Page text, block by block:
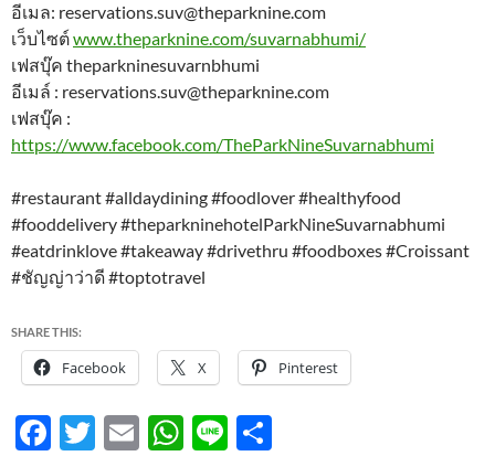
อีเมล: reservations.suv@theparknine.com
เว็บไซต์www.theparknine.com/suvarnabhumi/
เฟสบุ๊ค theparkninesuvarnbhumi
อีเมล์ : reservations.suv@theparknine.com
เฟสบุ๊ค :
https://www.facebook.com/TheParkNineSuvarnabhumi
#restaurant #alldaydining #foodlover #healthyfood
#fooddelivery #theparkninehotelParkNineSuvarnabhumi
#eatdrinklove #takeaway #drivethru #foodboxes #Croissant
#ชัญญ่าว่าดี #toptotravel
SHARE THIS:
Facebook X Pinterest
F
T
E
W Li